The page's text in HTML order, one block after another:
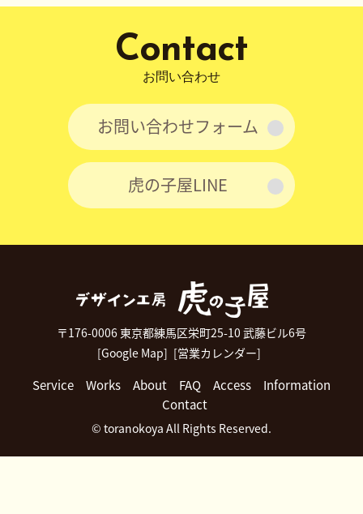
Contact
お問い合わせ
お問い合わせフォーム
虎の子屋LINE
〒176-0006 東京都練馬区栄町25-10 武藤ビル6号
[Google Map] [営業カレンダー]
Service Works About FAQ Access
Information
Contact
© toranokoya All Rights Reserved.